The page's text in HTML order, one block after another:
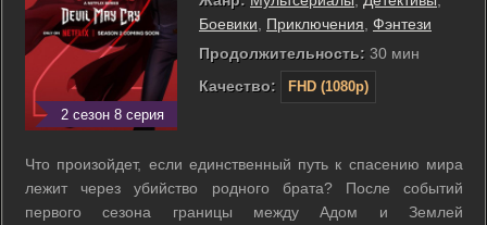
2 сезон 8 серия
Боевики
Приключения Фэнтези
Продолжительность: 30 мин
Качество:
FHD (1080p)
Что произойдет, если единственный путь к спасению мира
лежит через убийство родного брата? После событий
первого сезона границы между Адом и Землей